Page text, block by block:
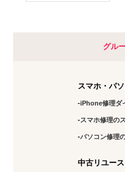
グル
スマホ・パ
iPhone修理ダ
スマホ修理の
パソコン修理
中古リユース